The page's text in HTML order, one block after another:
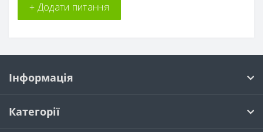
+ Додати питання
Інформація
Категорії